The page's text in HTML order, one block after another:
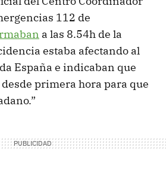
112 de
a las 8.54h de la
estaba afectando al
España e indicaban que
primera hora para que